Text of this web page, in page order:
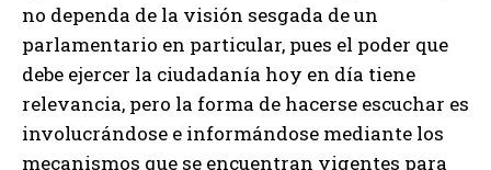
no dependa de la visión sesgada de un
parlamentario en particular, pues el poder que
debe ejercer la ciudadanía hoy en día tiene
relevancia, pero la forma de hacerse escuchar es
involucrándose e informándose mediante los
mecanismos que se encuentran vigentes para